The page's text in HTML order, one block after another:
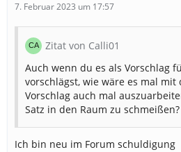
7. Februar 2023 um 17:57
Zitat von Calli01
Auch wenn du es als Vorschlag
vorschlägst, wie wäre es mal mit
Vorschlag auch mal
Satz in den Raum zu schmeißen?
Ich bin neu im Forum schuldigung